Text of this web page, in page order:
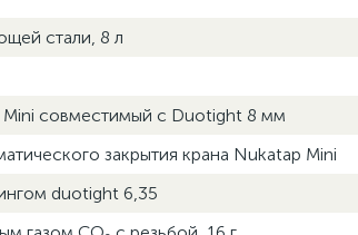
стали, 8 л
Mini совместимый с Duotight 8 мм
закрытия крана Nukatap Mini
duotight 6,35